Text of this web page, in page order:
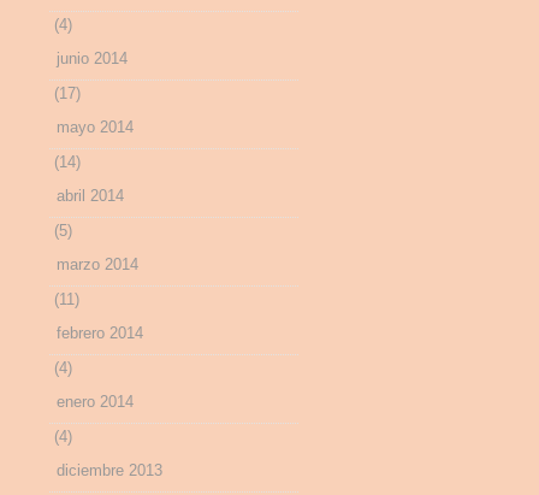
(4)
junio 2014
(17)
mayo 2014
(14)
abril 2014
(5)
marzo 2014
(11)
febrero 2014
(4)
enero 2014
(4)
diciembre 2013